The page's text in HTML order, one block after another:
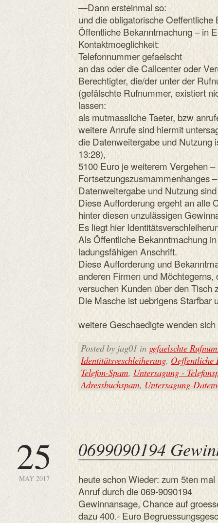
—Dann ersteinmal so:
und die obligatorische Oeffentliche
Öffentliche Bekanntmachung – in
Kontaktmoeglichkeit:
Telefonnummer gefaelscht
an das oder die Callcenter oder
Berechtigter, die/der unter der
(gefälschte Rufnummer, existiert
lassen:
als mutmassliche Taeter, bzw
weitere Anrufe sind hiermit
die Datenweitergabe und Nutzung
13:28),
5100 Euro je weiterem Vergehen
Fortsetzungszusmammenhanges
Datenweitergabe und Nutzung
Diese Aufforderung ergeht an alle
hinter diesen unzulässigen
Es liegt hier
Als Öffentliche Bekanntmachung
ladungsfähigen Anschrift.
Diese Aufforderung und
anderen Firmen und
versuchen Kunden über den Tisch
Die Masche ist uebrigens Starfbar
weitere Geschaedigte wenden
Posted by jag01 in gefaelschte
Identitätsveschleiherung, Oeffentliche
Telefon-Spam, Untersagung -
Adressbuchspam, Untersagung-
25
MAY 2017
0699090194
heute schon Wieder: zum 5ten mal
Anruf durch die 069-9090194
Gewinnansage, Chance auf
dazu 400.- Euro